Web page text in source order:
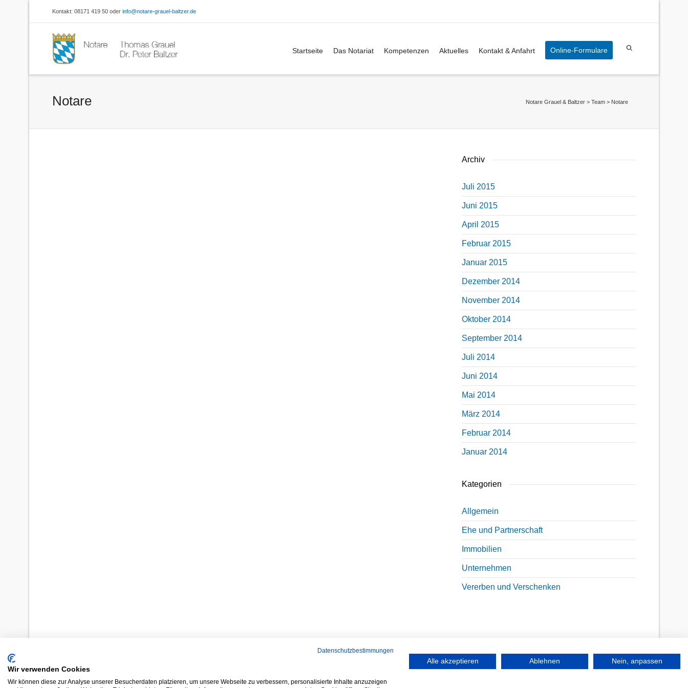
Kontakt: 08171 419 50 oder info@notare-grauel-baltzer.de
Startseite Das Notariat Kompetenzen Aktuelles Kontakt & Anfahrt Online-Formulare
Notare Notare Grauel & Baltzer > Team > Notare
Archiv
Juli 2015
Juni 2015
April 2015
Februar 2015
Januar 2015
Dezember 2014
November 2014
Oktober 2014
September 2014
Juli 2014
Juni 2014
Mai 2014
März 2014
Februar 2014
Januar 2014
Kategorien
Allgemein
Ehe und Partnerschaft
Immobilien
Unternehmen
Vererben und Verschenken
Datenschutzbestimmungen
Wir verwenden Cookies
Wir können diese zur Analyse unserer Besucherdaten platzieren, um unsere Webseite zu verbessern, personalisierte Inhalte anzuzeigen
Alle akzeptieren Ablehnen Nein, anpassen